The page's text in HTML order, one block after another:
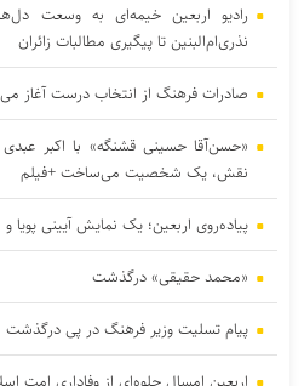
رادیو اربعین خیمه‌ای به وسعت
نذری‌ام‌البنین تا پیگیری مطالبات زائران
صادرات فرهنگ از انتخاب درست آغاز
«حسن‌آقا حسینی قشنگه» با اکبر عبدی
نقش، یک شخصیت می‌ساخت +فیلم
پیاده‌روی اربعین؛ یک نمایش آیینی پویا و
«محمد حقیقی» درگذشت
پیام تسلیت وزیر فرهنگ در پی
اربعین امسال جلوه‌ای از وفاداری امت